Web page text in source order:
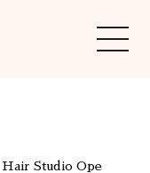
Hair Studio Ope